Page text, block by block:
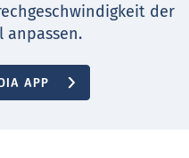
der
anpassen.
APP